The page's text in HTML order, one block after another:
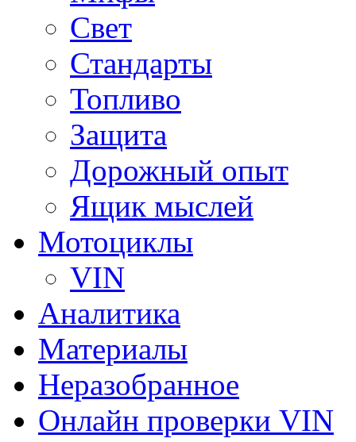
Свет
Стандарты
Топливо
Защита
Дорожный опыт
Ящик мыслей
Мотоциклы
VIN
Аналитика
Материалы
Неразобранное
Онлайн проверки VIN